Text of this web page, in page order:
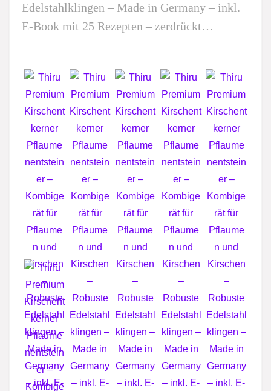
Edelstahlklingen – Made in Germany – inkl.
E-Book mit 25 Rezepten – zerdrückt…